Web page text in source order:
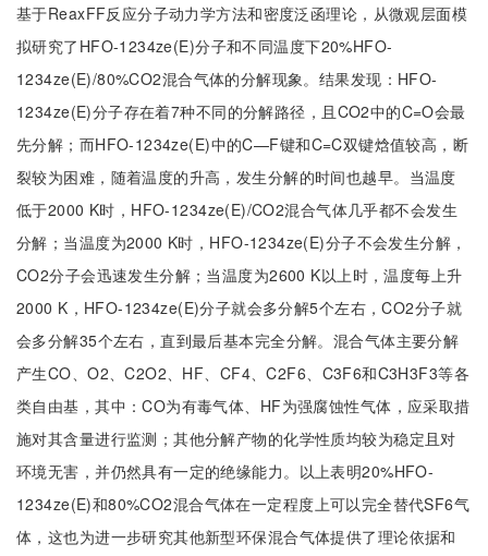
基于ReaxFF反应分子动力学方法和密度泛函理论，从微观层面模
拟研究了HFO-1234ze(E)分子和不同温度下20%HFO-
1234ze(E)/80%CO2混合气体的分解现象。结果发现：HFO-
1234ze(E)分子存在着7种不同的分解路径，且CO2中的C=O会最
先分解；而HFO-1234ze(E)中的C—F键和C=C双键焓值较高，断
裂较为困难，随着温度的升高，发生分解的时间也越早。当温度
低于2000 K时，HFO-1234ze(E)/CO2混合气体几乎都不会发生
分解；当温度为2000 K时，HFO-1234ze(E)分子不会发生分解，
CO2分子会迅速发生分解；当温度为2600 K以上时，温度每上升
2000 K，HFO-1234ze(E)分子就会多分解5个左右，CO2分子就
会多分解35个左右，直到最后基本完全分解。混合气体主要分解
产生CO、O2、C2O2、HF、CF4、C2F6、C3F6和C3H3F3等各
类自由基，其中：CO为有毒气体、HF为强腐蚀性气体，应采取措
施对其含量进行监测；其他分解产物的化学性质均较为稳定且对
环境无害，并仍然具有一定的绝缘能力。以上表明20%HFO-
1234ze(E)和80%CO2混合气体在一定程度上可以完全替代SF6气
体，这也为进一步研究其他新型环保混合气体提供了理论依据和